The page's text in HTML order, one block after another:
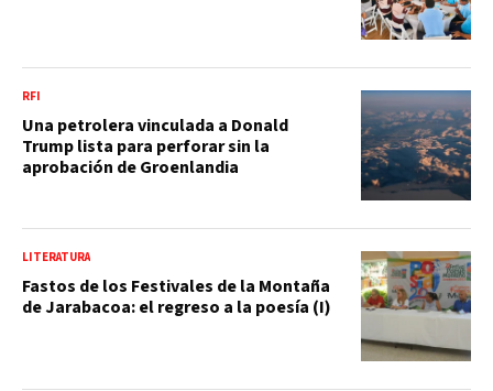
RFI
Una petrolera vinculada a Donald
Trump lista para perforar sin la
aprobación de Groenlandia
LITERATURA
Fastos de los Festivales de la Montaña
de Jarabacoa: el regreso a la poesía (I)